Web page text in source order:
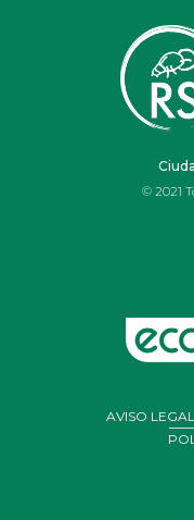
© 2021
AVISO
IES
Portal de Belén
del Ies Ojos del